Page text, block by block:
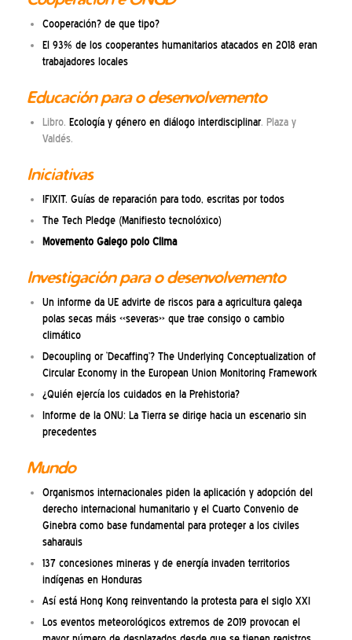
Cooperación? de que tipo?
El 93% de los cooperantes humanitarios atacados en 2018 eran
trabajadores locales
Educación para o desenvolvemento
Libro. Ecología y género en diálogo interdisciplinar. Plaza y
Valdés.
Iniciativas
IFIXIT. Guías de reparación para todo, escritas por todos
The Tech Pledge (Manifiesto tecnolóxico)
Movemento Galego polo Clima
Investigación para o desenvolvemento
Un informe da UE advirte de riscos para a agricultura galega
polas secas máis «severas» que trae consigo o cambio
climático
Decoupling or ‘Decaffing’? The Underlying Conceptualization of
Circular Economy in the European Union Monitoring Framework
¿Quién ejercía los cuidados en la Prehistoria?
Informe de la ONU: La Tierra se dirige hacia un escenario sin
precedentes
Mundo
Organismos internacionales piden la aplicación y adopción del
derecho internacional humanitario y el Cuarto Convenio de
Ginebra como base fundamental para proteger a los civiles
saharauis
137 concesiones mineras y de energía invaden territorios
indígenas en Honduras
Así está Hong Kong reinventando la protesta para el siglo XXI
Los eventos meteorológicos extremos de 2019 provocan el